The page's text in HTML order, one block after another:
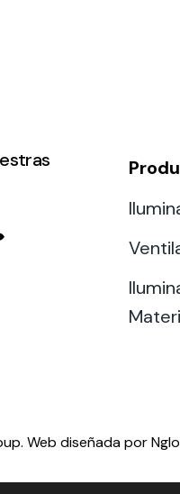
Web diseñada por